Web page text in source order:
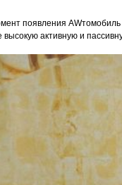
появления
активную и